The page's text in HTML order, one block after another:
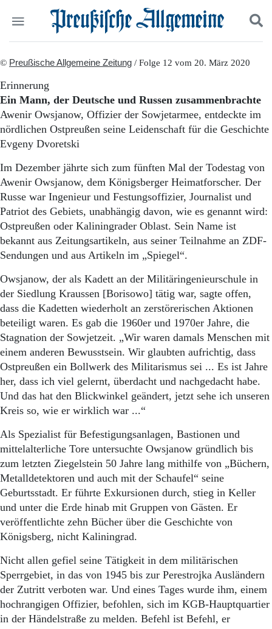
Start
Wer wir sind
Aktuelle Ausgabe
Abonnenten-Login
Abonnent werden
Abo Prämien
Archiv
Mediadaten
Politik
Panorama
Gesellschaft
Leben
Pommern
Berlin-Brandenburg
Schlesien
Danzig und Westpreußen
Bücher
Kontakt
Impressum
Datenschutz
Suchen und finden
© Preußische Allgemeine Zeitung / Folge 12 vom 20. März 2020
Erinnerung
Ein Mann, der Deutsche und Russen zusammenbrachte
Awenir Owsjanow, Offizier der Sowjetarmee, entdeckte im
nördlichen Ostpreußen seine Leidenschaft für die Geschichte
Evgeny Dvoretski
Im Dezember jährte sich zum fünften Mal der Todestag von
Awenir Owsjanow, dem Königsberger Heimatforscher. Der
Russe war Ingenieur und Festungsoffizier, Journalist und
Patriot des Gebiets, unabhängig davon, wie es genannt wird:
Ostpreußen oder Kaliningrader Oblast. Sein Name ist
bekannt aus Zeitungsartikeln, aus seiner Teilnahme an ZDF-
Sendungen und aus Artikeln im „Spiegel“.
Owsjanow, der als Kadett an der Militäringenieurschule in
der Siedlung Kraussen [Borisowo] tätig war, sagte offen,
dass die Kadetten wiederholt an zerstörerischen Aktionen
beteiligt waren. Es gab die 1960er und 1970er Jahre, die
Stagnation der Sowjetzeit. „Wir waren damals Menschen mit
einem anderen Bewusstsein. Wir glaubten aufrichtig, dass
Ostpreußen ein Bollwerk des Militarismus sei ... Es ist Jahre
her, dass ich viel gelernt, überdacht und nachgedacht habe.
Und das hat den Blickwinkel geändert, jetzt sehe ich unseren
Kreis so, wie er wirklich war ...“
Als Spezialist für Befestigungsanlagen, Bastionen und
mittelalterliche Tore untersuchte Owsjanow gründlich bis
zum letzten Ziegelstein 50 Jahre lang mithilfe von „Büchern,
Metalldetektoren und auch mit der Schaufel“ seine
Geburtsstadt. Er führte Exkursionen durch, stieg in Keller
und unter die Erde hinab mit Gruppen von Gästen. Er
veröffentlichte zehn Bücher über die Geschichte von
Königsberg, nicht Kaliningrad.
Nicht allen gefiel seine Tätigkeit in dem militärischen
Sperrgebiet, in das von 1945 bis zur Perestrojka Ausländern
der Zutritt verboten war. Und eines Tages wurde ihm, einem
hochrangigen Offizier, befohlen, sich im KGB-Hauptquartier
in der Händelstraße zu melden. Befehl ist Befehl, er